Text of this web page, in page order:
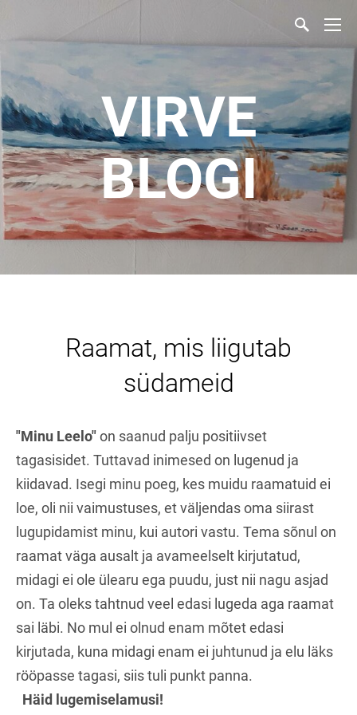
VIRVE
BLOGI
Raamat, mis liigutab
südameid
"Minu Leelo"on saanud palju positiivset
tagasisidet. Tuttavad inimesed on lugenud ja
kiidavad. Isegi minu poeg, kes muidu raamatuid ei
loe, oli nii vaimustuses, et väljendas oma siirast
lugupidamist minu, kui autori vastu. Tema sõnul on
raamat väga ausalt ja avameelselt kirjutatud,
midagi ei ole ülearu ega puudu, just nii nagu asjad
on. Ta oleks tahtnud veel edasi lugeda aga raamat
sai läbi. No mul ei olnud enam mõtet edasi
kirjutada, kuna midagi enam ei juhtunud ja elu läks
rööpasse tagasi, siis tuli punkt panna.
Häid lugemiselamusi!